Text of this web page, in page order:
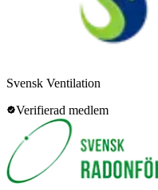
Svensk Ventilation
Verifierad medlem